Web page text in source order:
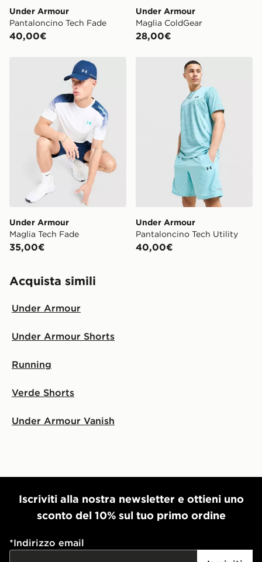
Under Armour
Pantaloncino Tech Fade
40,00€
Under Armour
Maglia ColdGear
28,00€
Under Armour Maglia Tech Fade
Under Armour
Maglia Tech Fade
35,00€
Under Armour
Under Armour
Pantaloncino Tech Utility
40,00€
Acquista simili
Under Armour
Under Armour Shorts
Running
Verde Shorts
Under Armour Vanish
Iscriviti alla nostra newsletter e ottieni uno
sconto del 10% sul tuo primo ordine
*Indirizzo email